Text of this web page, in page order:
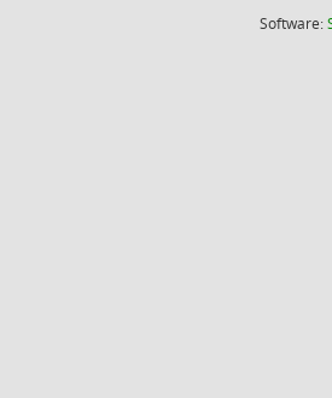
Software: